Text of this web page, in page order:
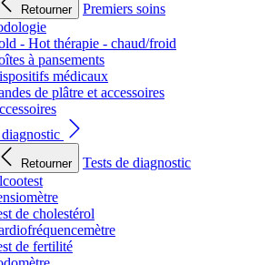
Retourner
Premiers soins
- Hot thérapie - chaud/froid
à pansements
médicaux
de plâtre et accessoires
Retourner
Tests de diagnostic
de cholestérol
de fertilité